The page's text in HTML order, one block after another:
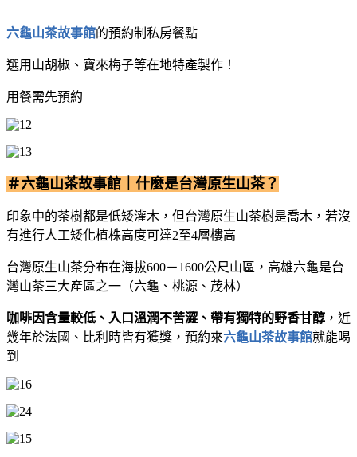
六龜山茶故事館的預約制私房餐點
選用山胡椒、寶來梅子等在地特產製作！
用餐需先預約
＃六龜山茶故事館｜什麼是台灣原生山茶？
印象中的茶樹都是低矮灌木，但台灣原生山茶樹是喬木，若沒
有進行人工矮化植株高度可達2至4層樓高
台灣原生山茶分布在海拔600－1600公尺山區，高雄六龜是台
灣山茶三大產區之一（六龜、桃源、茂林）
咖啡因含量較低、入口溫潤不苦澀、帶有獨特的野香甘醇 ，近
幾年於法國、比利時皆有獲獎，預約來六龜山茶故事館就能喝
到